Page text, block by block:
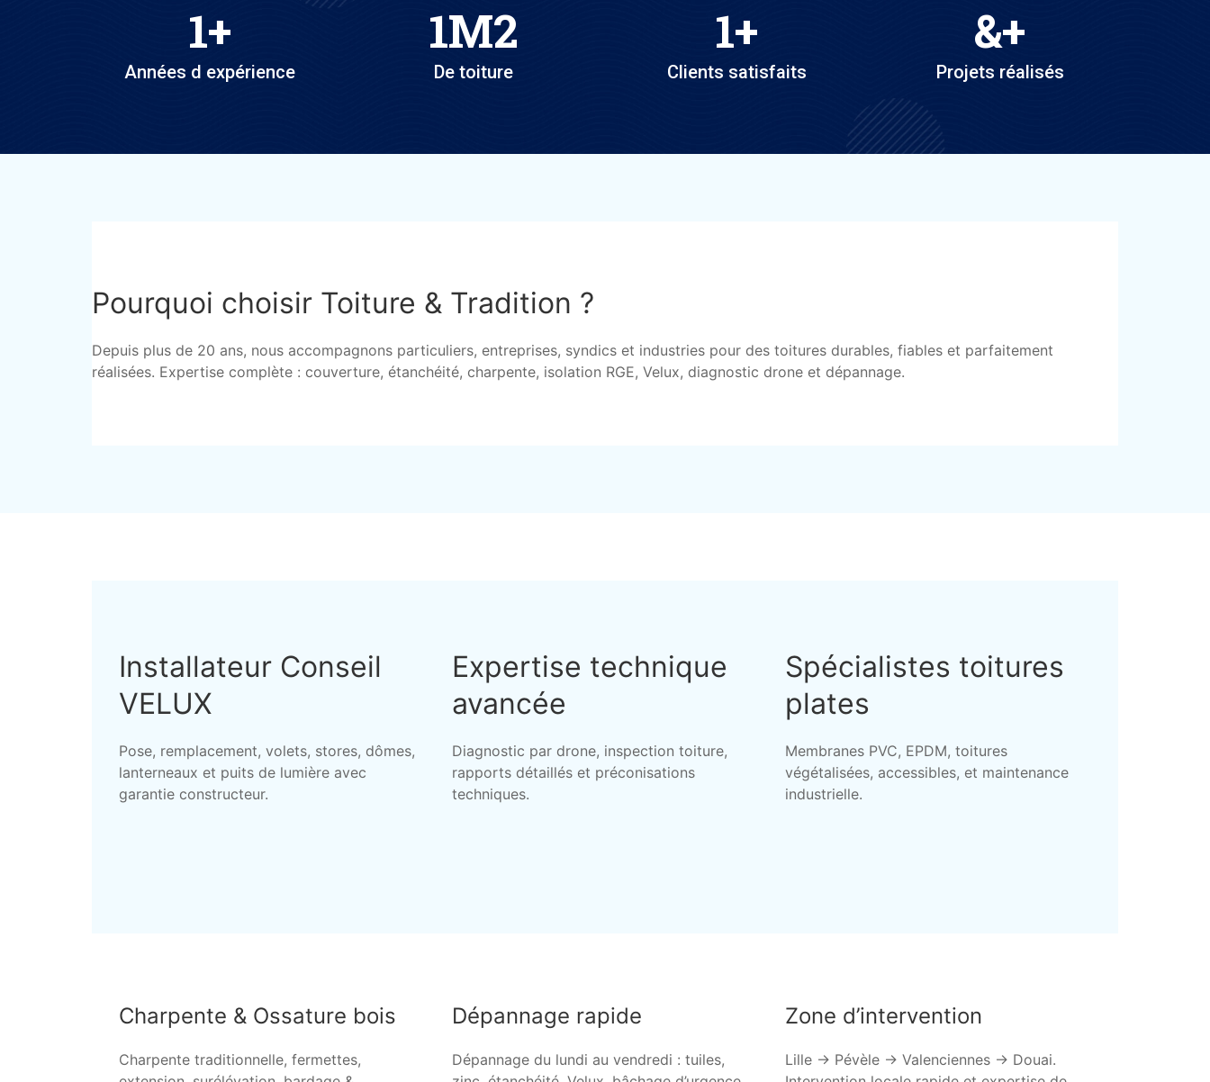
1+
Années d expérience
1M2
De toiture
1+
Clients satisfaits
&+
Projets réalisés
Pourquoi choisir Toiture & Tradition ?
Depuis plus de 20 ans, nous accompagnons particuliers, entreprises, syndics et industries pour des toitures durables, fiables et parfaitement
réalisées. Expertise complète : couverture, étanchéité, charpente, isolation RGE, Velux, diagnostic drone et dépannage.
Installateur Conseil
VELUX
Pose, remplacement, volets, stores, dômes,
lanterneaux et puits de lumière avec
garantie constructeur.
Expertise technique
avancée
Diagnostic par drone, inspection toiture,
rapports détaillés et préconisations
techniques.
Spécialistes toitures
plates
Membranes PVC, EPDM, toitures
végétalisées, accessibles, et maintenance
industrielle.
Charpente & Ossature bois
Charpente traditionnelle, fermettes,
Dépannage rapide
Dépannage du lundi au vendredi : tuiles,
Zone d’intervention
Lille → Pévèle → Valenciennes → Douai.